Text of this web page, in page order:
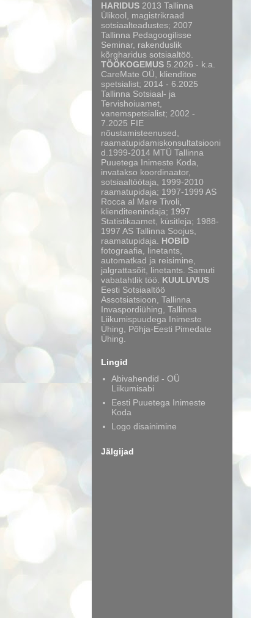
HARIDUS 2013 Tallinna
Ülikool, magistrikraad
sotsiaalteadustes; 2007
Tallinna Pedagoogilisse
Seminar, rakenduslik
kõrgharidus sotsiaaltöö.
TÖÖKOGEMUS 5.2026 - k.a.
CareMate OÜ, klienditoe
spetsialist; 2014 - 6.2025
Tallinna Sotsiaal- ja
Tervishoiuamet,
vanemspetsialist; 2002 -
7.2025 FIE
nõustamisteenused,
raamatupidamiskonsultatsiooni
d.1999-2014 MTÜ Tallinna
Puuetega Inimeste Koda,
invatakso koordinaator,
sotsiaaltöötaja, 1999-2010
raamatupidaja; 1997-1999 AS
Rocca al Mare Tivoli,
klienditeenindaja; 1997
Statistikaamet, küsitleja; 1988-
1997 AS Tallinna Soojus,
raamatupidaja. HOBID
fotograafia, linetants,
automatkad ja reisimine,
jalgrattasõit, linetants. Samuti
vabatahtlik töö. KUULUVUS
Eesti Sotsiaaltöö
Assotsiatsioon, Tallinna
Invaspordiühing, Tallinna
Liikumispuudega Inimeste
Ühing, Põhja-Eesti Pimedate
Ühing.
Lingid
Abivahendid - OÜ
Liikumisabi
Eesti Puuetega Inimeste
Koda
Logo disainimine
Jälgijad